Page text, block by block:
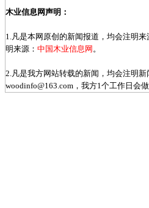
木业信息网声明：
1.凡是本网原创的新闻报道，均会注明
明来源： 中国木业信息网 。
2.凡是我方网站转载的新闻，均会注明
woodinfo@163.com，我方1个工作日会做